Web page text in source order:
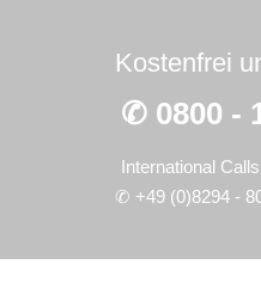
Kostenfrei
✆ 0800 -
International
✆ +49 (0)8294 -